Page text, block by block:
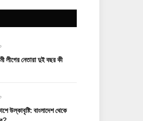
লীগের নেতারা দুই বছর কী
উল্কাবৃষ্টি: বাংলাদেশ থেকে